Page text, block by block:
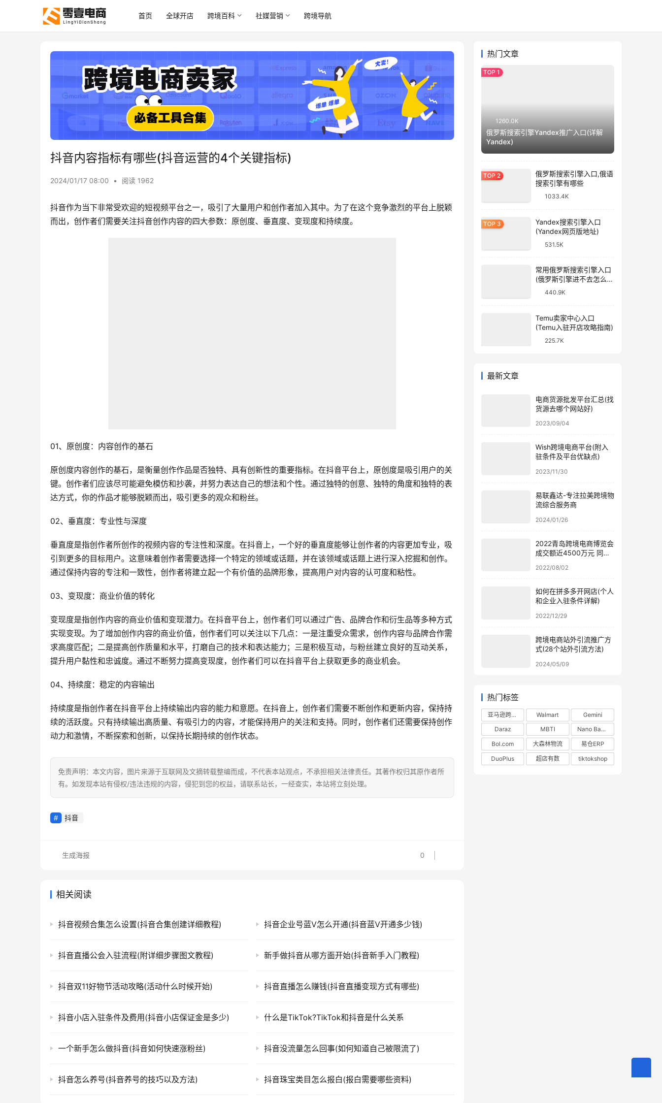
首页 全球开店 跨境百科 社媒营销 跨境导航
抖音内容指标有哪些(抖音运营的4个关键指标)
2024/01/17 08:00 • 阅读 1962
抖音作为当下非常受欢迎的短视频平台之一，吸引了大量用户和创作者加入其中。为了在这个竞争激烈的平台上脱颖
而出，创作者们需要关注抖音创作内容的四大参数：原创度、垂直度、变现度和持续度。
01、原创度：内容创作的基石
原创度内容创作的基石，是衡量创作作品是否独特、具有创新性的重要指标。在抖音平台上，原创度是吸引用户的关
键。创作者们应该尽可能避免模仿和抄袭，并努力表达自己的想法和个性。通过独特的创意、独特的角度和独特的表
达方式，你的作品才能够脱颖而出，吸引更多的观众和粉丝。
02、垂直度：专业性与深度
垂直度是指创作者所创作的视频内容的专注性和深度。在抖音上，一个好的垂直度能够让创作者的内容更加专业，吸
引到更多的目标用户。这意味着创作者需要选择一个特定的领域或话题，并在该领域或话题上进行深入挖掘和创作。
通过保持内容的专注和一致性，创作者将建立起一个有价值的品牌形象，提高用户对内容的认可度和粘性。
03、变现度：商业价值的转化
变现度是指创作内容的商业价值和变现潜力。在抖音平台上，创作者们可以通过广告、品牌合作和衍生品等多种方式
实现变现。为了增加创作内容的商业价值，创作者们可以关注以下几点：一是注重受众需求，创作内容与品牌合作需
求高度匹配；二是提高创作质量和水平，打磨自己的技术和表达能力；三是积极互动，与粉丝建立良好的互动关系，
提升用户黏性和忠诚度。通过不断努力提高变现度，创作者们可以在抖音平台上获取更多的商业机会。
04、持续度：稳定的内容输出
持续度是指创作者在抖音平台上持续输出内容的能力和意愿。在抖音上，创作者们需要不断创作和更新内容，保持持
续的活跃度。只有持续输出高质量、有吸引力的内容，才能保持用户的关注和支持。同时，创作者们还需要保持创作
动力和激情，不断探索和创新，以保持长期持续的创作状态。
免责声明：本文内容，图片来源于互联网及文摘转载整编而成，不代表本站观点，不承担相关法律责任。其著作权归其原作者所
有。如发现本站有侵权/违法违规的内容，侵犯到您的权益，请联系站长，一经查实，本站将立刻处理。
抖音
0
生成海报
相关阅读
抖音视频合集怎么设置(抖音合集创建详细教程) 抖音企业号蓝V怎么开通(抖音蓝V开通多少钱)
抖音直播公会入驻流程(附详细步骤图文教程) 新手做抖音从哪方面开始(抖音新手入门教程)
抖音双11好物节活动攻略(活动什么时候开始) 抖音直播怎么赚钱(抖音直播变现方式有哪些)
抖音小店入驻条件及费用(抖音小店保证金是多少) 什么是TikTok?TikTok和抖音是什么关系
一个新手怎么做抖音(抖音如何快速涨粉丝) 抖音没流量怎么回事(如何知道自己被限流了)
抖音怎么养号(抖音养号的技巧以及方法) 抖音珠宝类目怎么报白(报白需要哪些资料)
热门文章
1260.0K
俄罗斯搜索引擎Yandex推广入口(详解
Yandex)
俄罗斯搜索引擎入口,俄语
搜索引擎有哪些
1033.4K
Yandex搜索引擎入口
(Yandex网页版地址)
531.5K
常用俄罗斯搜索引擎入口
(俄罗斯引擎进不去怎么
440.9K
Temu卖家中心入口
(Temu入驻开店攻略指南)
225.7K
最新文章
电商货源批发平台汇总(找
货源去哪个网站好)
2023/09/04
Wish跨境电商平台(附入
驻条件及平台优缺点)
2023/11/30
易联鑫达-专注拉美跨境物
流综合服务商
2024/01/26
2022青岛跨境电商博览会
成交额近4500万元 同比
2022/08/02
如何在拼多多开网店(个人
和企业入驻条件详解)
2022/12/29
跨境电商站外引流推广方
式(28个站外引流方法)
2024/05/09
热门标签
亚马逊跨境电商 Walmart
Gemini
Daraz
MBTI
Nano Banana
Bol.com
大森林物流
易仓ERP
DuoPlus
超店有数 tiktokshop